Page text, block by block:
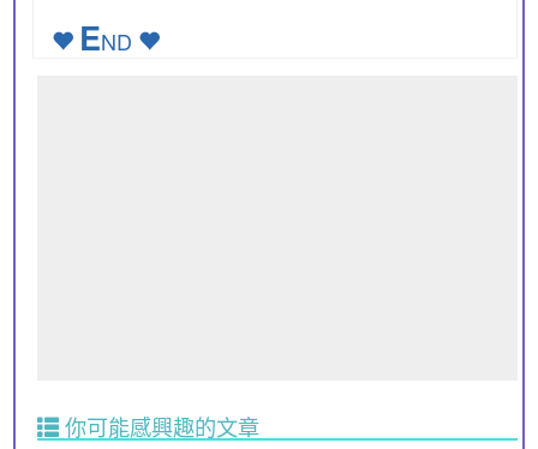
END
你可能感興趣的文章